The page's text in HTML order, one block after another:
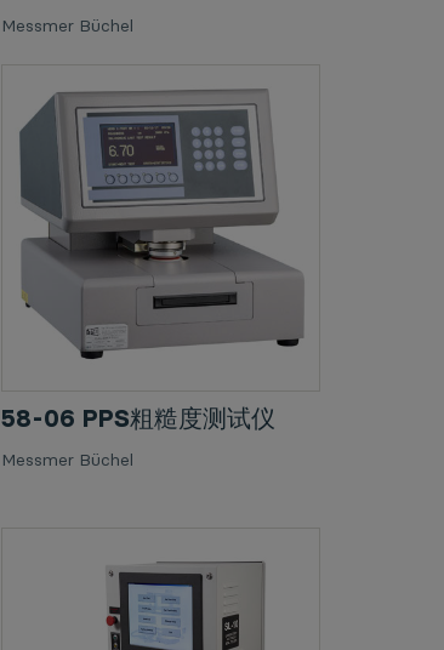
Messmer Büchel
58-06 PPS粗糙度测试仪
Messmer Büchel